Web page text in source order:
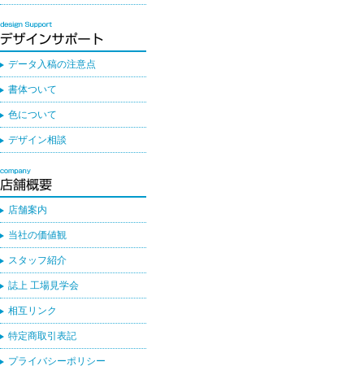
データ入稿の注意点
書体ついて
色について
デザイン相談
店舗案内
当社の価値観
スタッフ紹介
誌上 工場見学会
相互リンク
特定商取引表記
プライバシーポリシー